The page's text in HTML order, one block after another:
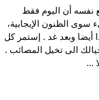
نفسه أن اليوم فقط
سوى الظنون الإيجابية،
أيضا وبعد غد . إستمر كل
الى تخيل المصائب .
...